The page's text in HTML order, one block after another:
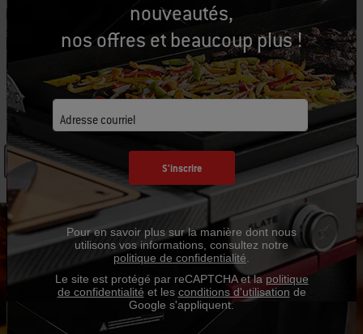
Des restrictions s'appliquent
SPÉCIFICATIONS
See Details
Ce qu'en disent nos clients
nouveautés,
nos offres et beaucoup plus !
Adresse courriel
S'inscrire
Pour en savoir plus sur la manière dont nous
utilisons vos informations, consultez notre
politique de confidentialité
Le site est protégé par reCAPTCHA et la politique
de confidentialité et les conditions d'utilisation de
Google s'appliquent.